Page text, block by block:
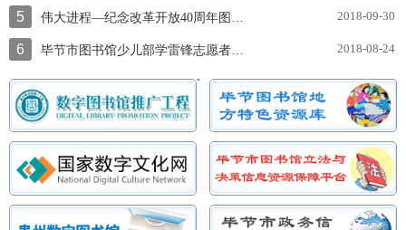
5 伟大进程—纪念改革开放40周年图片展 2018-09-30
6 毕节市图书馆少儿部学雷锋志愿者服务 2018-08-24